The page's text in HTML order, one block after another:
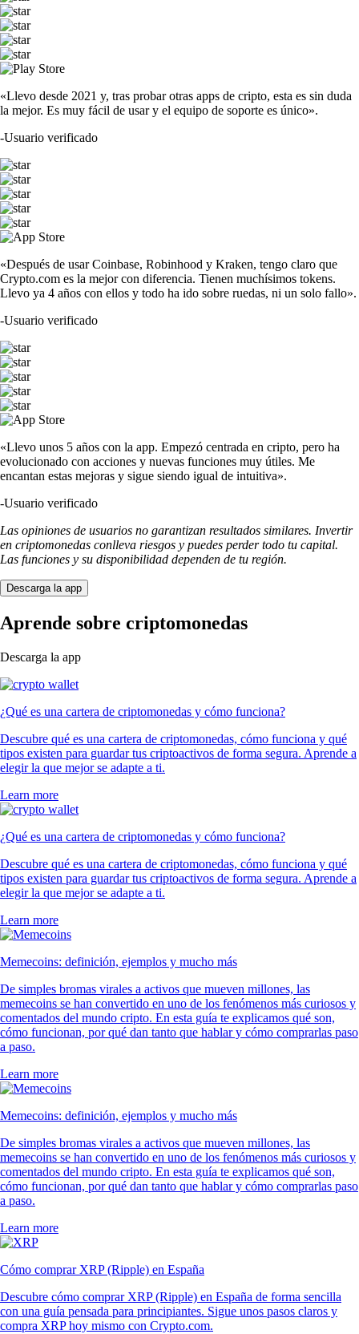
«Llevo desde 2021 y, tras probar otras apps de cripto, esta es sin duda
la mejor. Es muy fácil de usar y el equipo de soporte es único».
-Usuario verificado
«Después de usar Coinbase, Robinhood y Kraken, tengo claro que
Crypto.com es la mejor con diferencia. Tienen muchísimos tokens.
Llevo ya 4 años con ellos y todo ha ido sobre ruedas, ni un solo fallo».
-Usuario verificado
«Llevo unos 5 años con la app. Empezó centrada en cripto, pero ha
evolucionado con acciones y nuevas funciones muy útiles. Me
encantan estas mejoras y sigue siendo igual de intuitiva».
-Usuario verificado
Las opiniones de usuarios no garantizan resultados similares. Invertir
en criptomonedas conlleva riesgos y puedes perder todo tu capital.
Las funciones y su disponibilidad dependen de tu región.
Descarga la app
Aprende sobre criptomonedas
Descarga la app
¿Qué es una cartera de criptomonedas y cómo funciona?
Descubre qué es una cartera de criptomonedas, cómo funciona y qué
tipos existen para guardar tus criptoactivos de forma segura. Aprende a
elegir la que mejor se adapte a ti.
Learn more
¿Qué es una cartera de criptomonedas y cómo funciona?
Descubre qué es una cartera de criptomonedas, cómo funciona y qué
tipos existen para guardar tus criptoactivos de forma segura. Aprende a
elegir la que mejor se adapte a ti.
Learn more
Memecoins: definición, ejemplos y mucho más
De simples bromas virales a activos que mueven millones, las
memecoins se han convertido en uno de los fenómenos más curiosos y
comentados del mundo cripto. En esta guía te explicamos qué son,
cómo funcionan, por qué dan tanto que hablar y cómo comprarlas paso
a paso.
Learn more
Memecoins: definición, ejemplos y mucho más
De simples bromas virales a activos que mueven millones, las
memecoins se han convertido en uno de los fenómenos más curiosos y
comentados del mundo cripto. En esta guía te explicamos qué son,
cómo funcionan, por qué dan tanto que hablar y cómo comprarlas paso
a paso.
Learn more
Cómo comprar XRP (Ripple) en España
Descubre cómo comprar XRP (Ripple) en España de forma sencilla
con una guía pensada para principiantes. Sigue unos pasos claros y
compra XRP hoy mismo con Crypto.com.